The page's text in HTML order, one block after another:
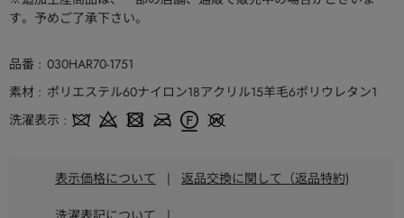
す。予めご了承下さい。
品番
030HAR70-1751
素材
ポリエステル60ナイロン18アクリル15羊毛6ポリウレタン1
洗濯表示
表示価格について | 返品交換に関して（返品特約)